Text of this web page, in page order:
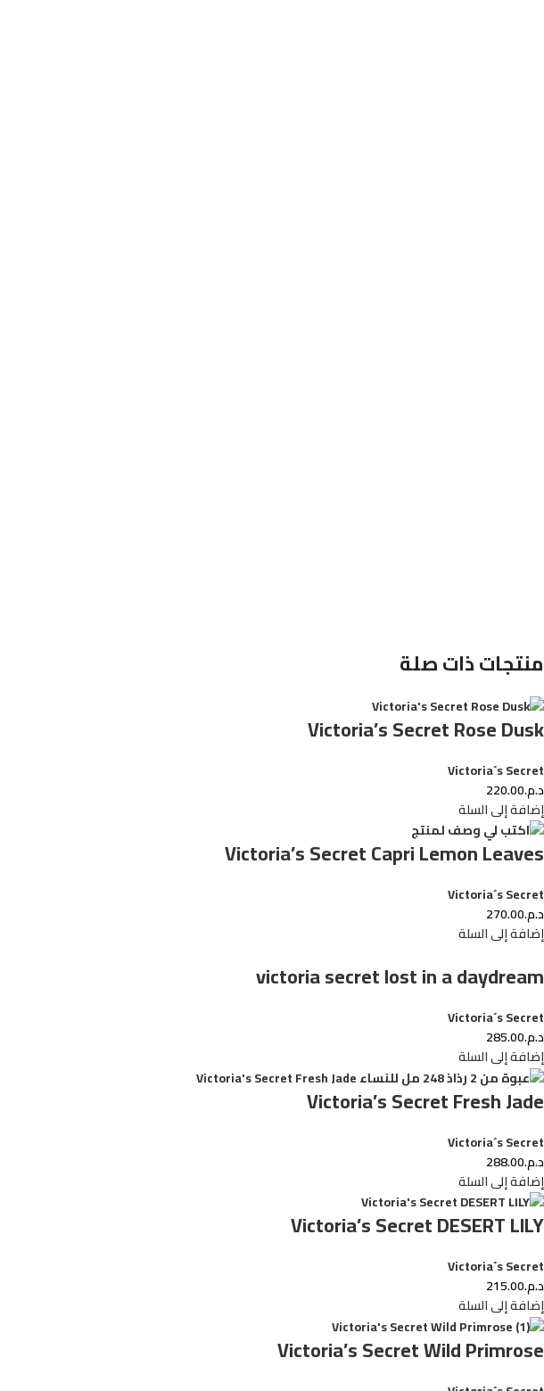
منتجات ذات صلة
Victoria’s Secret Rose Dusk
Victoria´s Secret
د.م.220.00
إضافة إلى السلة
Victoria’s Secret Capri Lemon Leaves
Victoria´s Secret
د.م.270.00
إضافة إلى السلة
victoria secret lost in a daydream
Victoria´s Secret
د.م.285.00
إضافة إلى السلة
Victoria’s Secret Fresh Jade
Victoria´s Secret
د.م.288.00
إضافة إلى السلة
Victoria’s Secret DESERT LILY
Victoria´s Secret
د.م.215.00
إضافة إلى السلة
Victoria’s Secret Wild Primrose